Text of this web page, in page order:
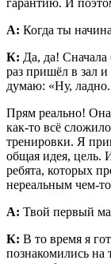
А: Когда ты
К: Да, да!
раз пришёл в зал
думаю: «Ну,
Прям реально!
как-то всё
тренировки. Я
общая идея, цель.
ребята, которых
нереальным чем-
А: Твой первый
К: В то время я
познакомились на